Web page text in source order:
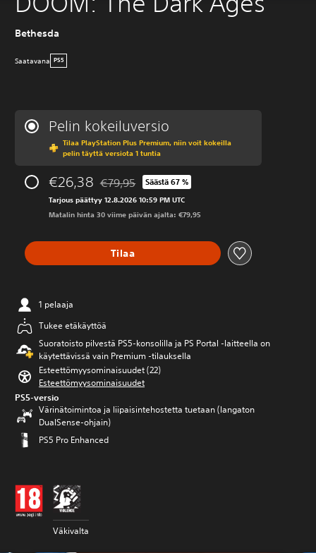
Bethesda
Saatavana PS5
Pelin kokeiluversio
Tilaa PlayStation Plus Premium, niin voit kokeilla
pelin täyttä versiota 1 tuntia
€26,38 Alennettu alkuperäisestä hinnasta €79,95
€79,95 Säästä 67 %
Tarjous päättyy 12.8.2026 10:59 PM UTC
Matalin hinta 30 viime päivän ajalta: €79,95
Tilaa
1 pelaaja
Tukee etäkäyttöä
Suoratoisto pilvestä PS5-konsolilla ja PS Portal ‑laitteella on
käytettävissä vain Premium ‑tilauksella
Esteettömyysominaisuudet (22)
Esteettömyysominaisuudet
PS5-versio
Värinätoimintoa ja liipaisintehostetta tuetaan (langaton
DualSense-ohjain)
PS5 Pro Enhanced
Väkivalta